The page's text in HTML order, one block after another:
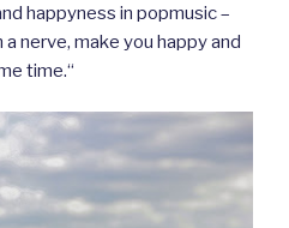
happyness in popmusic –
nerve, make you happy and
time.“